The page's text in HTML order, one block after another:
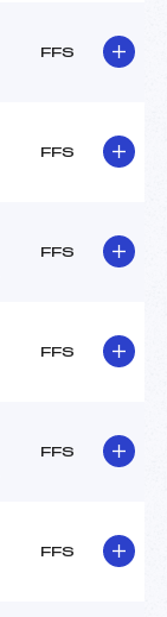
FFS
FFS
FFS
FFS
FFS
FFS